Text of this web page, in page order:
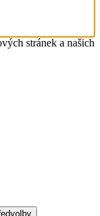
stránek a našich